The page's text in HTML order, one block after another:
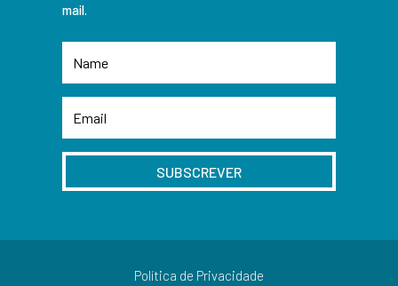
mail.
SUBSCREVER
Política de Privacidade